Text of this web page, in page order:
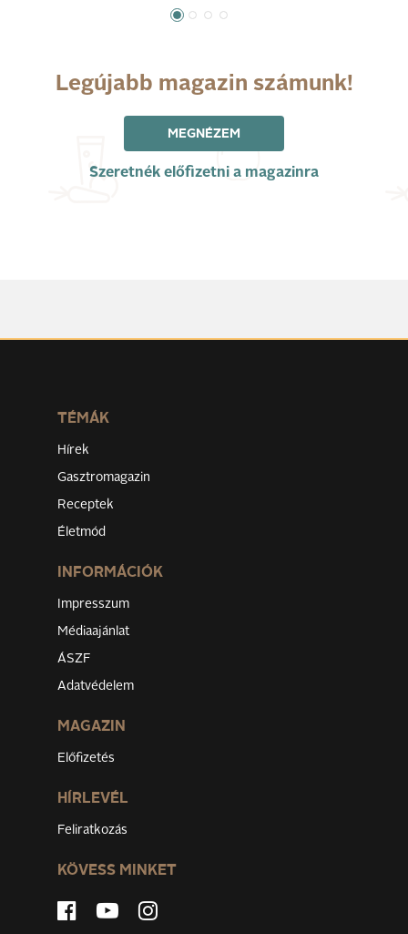
Legújabb magazin számunk!
MEGNÉZEM
Szeretnék előfizetni a magazinra
TÉMÁK
Hírek
Gasztromagazin
Receptek
Életmód
INFORMÁCIÓK
Impresszum
Médiaajánlat
ÁSZF
Adatvédelem
MAGAZIN
Előfizetés
HÍRLEVÉL
Feliratkozás
KÖVESS MINKET